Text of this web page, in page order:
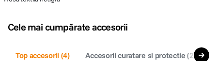
Cele mai cumpărate accesorii
Top accesorii (4) Accesorii curatare si protectie (2)